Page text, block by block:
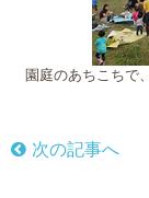
園庭のあちこちで
次の記事へ